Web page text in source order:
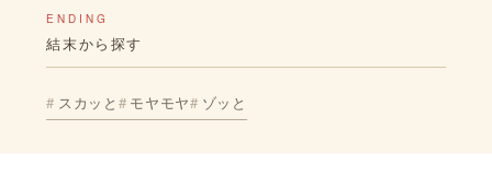
ENDING
結末から探す
スカッと モヤモヤ ゾッと